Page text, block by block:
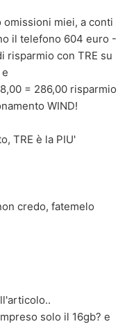
miei, a conti
il telefono 604 euro -
risparmio con TRE su
= 286,00 risparmio
WIND!
TRE è la PIU'
credo, fatemelo
solo il 16gb? e